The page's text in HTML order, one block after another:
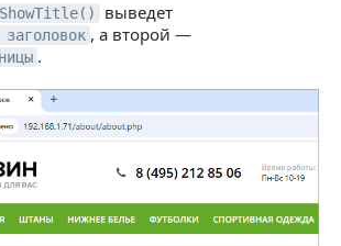
ShowTitle() выведет
заголовок , а второй —
.